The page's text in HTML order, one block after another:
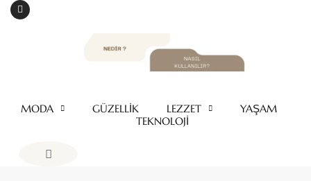
MODA GÜZELLİK LEZZET
YAŞAM
TEKNOLOJİ